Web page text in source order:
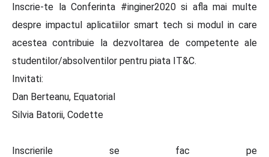
Inscrie-te la Conferinta #inginer2020 si afla mai multe
despre impactul aplicatiilor smart tech si modul in care
acestea contribuie la dezvoltarea de competente ale
studentilor/absolventilor pentru piata IT&C.
Invitati:
Dan Berteanu, Equatorial
Silvia Batorii, Codette
Inscrierile se fac pe